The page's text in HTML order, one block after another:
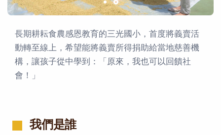
長期耕耘食農感恩教育的三光國小，首度將義賣活
動轉至線上，希望能將義賣所得捐助給當地慈善機
構，讓孩子從中學到：「原來，我也可以回饋社
會！」
我們是誰